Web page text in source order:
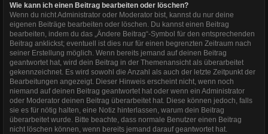
Wie kann ich einen Beitrag bearbeiten oder löschen?
Wenn du nicht Administrator oder Moderator bist, kannst du nur deine
eigenen Beiträge bearbeiten oder löschen. Du kannst einen Beitrag
bearbeiten, indem du das „Ändere Beitrag“-Symbol für den entsprechenden
Beitrag anklickst; eventuell ist dies nur für einen begrenzten Zeitraum nach
seiner Erstellung möglich. Wenn bereits jemand auf deinen Beitrag
geantwortet hat, wird dein Beitrag in der Themenansicht als überarbeitet
gekennzeichnet. Es wird sowohl die Anzahl als auch der letzte Zeitpunkt der
Bearbeitungen angezeigt. Dieser Hinweis erscheint nicht, wenn noch
niemand auf deinen Beitrag geantwortet hat oder wenn ein Administrator
oder Moderator deinen Beitrag überarbeitet hat. Diese können jedoch, falls
sie es für nötig halten, eine Notiz hinterlassen, warum dein Beitrag
überarbeitet wurde. Bitte beachte, dass normale Benutzer einen Beitrag
nicht löschen können, wenn bereits jemand darauf geantwortet hat.